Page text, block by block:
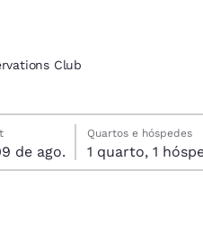
Club
de ago.
out selecionada
in selecionada
Quartos e hóspedes
1 quarto, 1